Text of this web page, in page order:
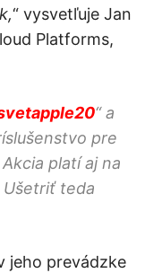
“ vysvetľuje Jan
Platforms,
“ a
pre
platí aj na
teda
jeho prevádzke